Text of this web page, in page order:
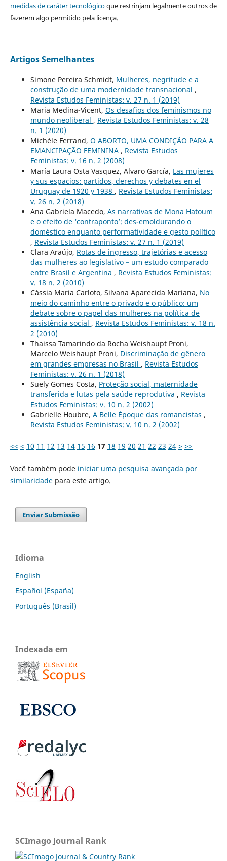
medidas de caráter tecnológicoque restrinjam legalmente outros de
fazerem algo permitido pela licença.
Artigos Semelhantes
Simone Pereira Schmidt, Mulheres, negritude e a
construção de uma modernidade transnacional ,
Revista Estudos Feministas: v. 27 n. 1 (2019)
Maria Medina-Vicent, Os desafios dos feminismos no
mundo neoliberal , Revista Estudos Feministas: v. 28
n. 1 (2020)
Michèle Ferrand, O ABORTO, UMA CONDIÇÃO PARA A
EMANCIPAÇÃO FEMININA , Revista Estudos
Feministas: v. 16 n. 2 (2008)
María Laura Osta Vasquez, Alvaro García, Las mujeres
y sus espacios: partidos, derechos y debates en el
Uruguay de 1920 y 1938 , Revista Estudos Feministas:
v. 26 n. 2 (2018)
Ana Gabriela Macedo, As narrativas de Mona Hatoum
e o efeito de ‘contraponto’: des-emoldurando o
doméstico enquanto performatividade e gesto político
, Revista Estudos Feministas: v. 27 n. 1 (2019)
Clara Araújo, Rotas de ingresso, trajetórias e acesso
das mulheres ao legislativo – um estudo comparado
entre Brasil e Argentina , Revista Estudos Feministas:
v. 18 n. 2 (2010)
Cássia Maria Carloto, Silvana Aparecida Mariana, No
meio do caminho entre o privado e o público: um
debate sobre o papel das mulheres na política de
assistência social , Revista Estudos Feministas: v. 18 n.
2 (2010)
Thaissa Tamarindo da Rocha Weishaupt Proni,
Marcelo Weishaupt Proni, Discriminação de gênero
em grandes empresas no Brasil , Revista Estudos
Feministas: v. 26 n. 1 (2018)
Suely Gomes Costa, Proteção social, maternidade
transferida e lutas pela saúde reprodutiva , Revista
Estudos Feministas: v. 10 n. 2 (2002)
Gabrielle Houbre, A Belle Époque das romancistas ,
Revista Estudos Feministas: v. 10 n. 2 (2002)
<< < 10 11 12 13 14 15 16 17 18 19 20 21 22 23 24 > >>
Você também pode iniciar uma pesquisa avançada por
similaridadepara este artigo.
Enviar Submissão
Idioma
English
Español (España)
Português (Brasil)
Indexada em
SCImago Journal Rank